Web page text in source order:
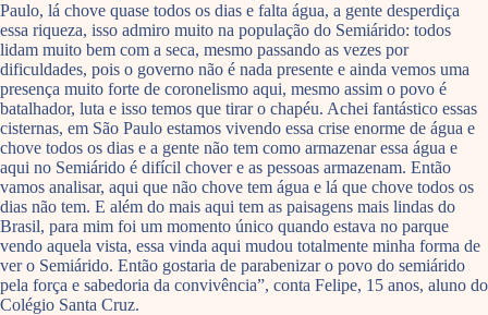
Paulo, lá chove quase todos os dias e falta água, a gente desperdiça
essa riqueza, isso admiro muito na população do Semiárido: todos
lidam muito bem com a seca, mesmo passando as vezes por
dificuldades, pois o governo não é nada presente e ainda vemos uma
presença muito forte de coronelismo aqui, mesmo assim o povo é
batalhador, luta e isso temos que tirar o chapéu. Achei fantástico essas
cisternas, em São Paulo estamos vivendo essa crise enorme de água e
chove todos os dias e a gente não tem como armazenar essa água e
aqui no Semiárido é difícil chover e as pessoas armazenam. Então
vamos analisar, aqui que não chove tem água e lá que chove todos os
dias não tem. E além do mais aqui tem as paisagens mais lindas do
Brasil, para mim foi um momento único quando estava no parque
vendo aquela vista, essa vinda aqui mudou totalmente minha forma de
ver o Semiárido. Então gostaria de parabenizar o povo do semiárido
pela força e sabedoria da convivência”, conta Felipe, 15 anos, aluno do
Colégio Santa Cruz.